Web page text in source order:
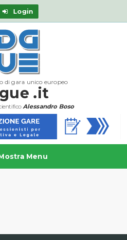
Login
di gara unico europeo
.it
Alessandro Boso
Menu